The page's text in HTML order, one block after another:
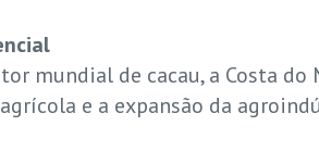
mundial de cacau, a Costa
e a expansão da